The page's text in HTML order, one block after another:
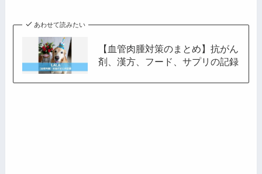
あわせて読みたい
【血管肉腫対策のまとめ】抗がん
剤、漢方、フード、サプリの記録